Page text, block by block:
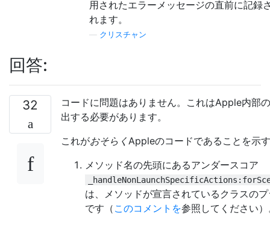
用されたエラーメッセージの直前に記録
れます。
クリスチャン
回答:
32
コードに問題はありません。これはApple内部
出する必要があります。
これがおそらく Appleのコードであることを示
メソッド名の先頭にあるアンダースコア
は、メソッドが宣言されているクラスの
です（ このコメントを参照してください